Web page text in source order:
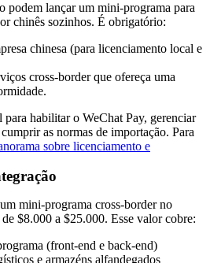
podem lançar um mini-programa para
chinês sozinhos. É obrigatório:
chinesa (para licenciamento local e
cross-border que ofereça uma
para habilitar o WeChat Pay, gerenciar
as normas de importação. Para
sobre licenciamento e
mini-programa cross-border no
$8.000 a $25.000. Esse valor cobre:
(front-end e back-end)
e armazéns alfandegados